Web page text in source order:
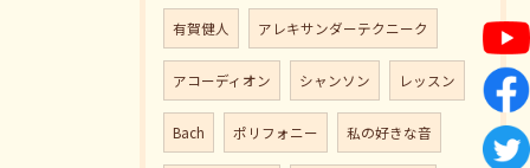
有賀健人 アレキサンダーテクニーク
アコーディオン シャンソン レッスン
Bach ポリフォニー 私の好きな音